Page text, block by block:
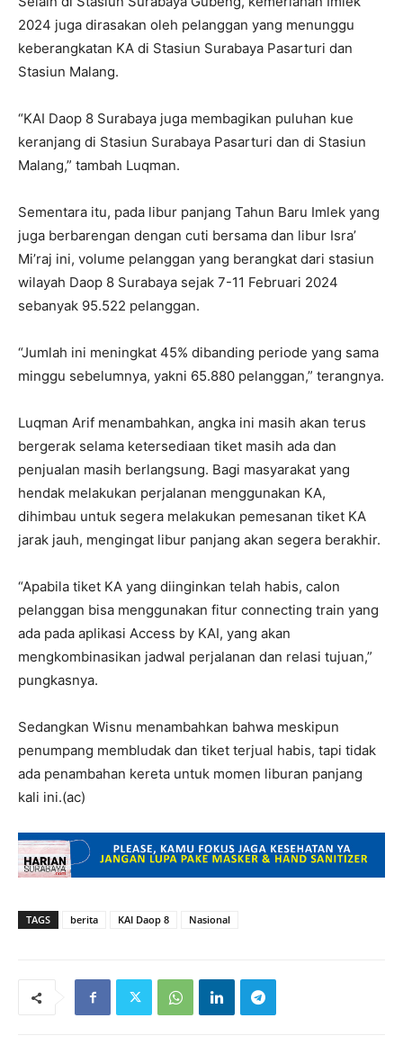
2024 juga dirasakan oleh pelanggan yang menunggu
keberangkatan KA di Stasiun Surabaya Pasarturi dan
Stasiun Malang.
“KAI Daop 8 Surabaya juga membagikan puluhan kue
keranjang di Stasiun Surabaya Pasarturi dan di Stasiun
Malang,” tambah Luqman.
Sementara itu, pada libur panjang Tahun Baru Imlek yang
juga berbarengan dengan cuti bersama dan libur Isra’
Mi’raj ini, volume pelanggan yang berangkat dari stasiun
wilayah Daop 8 Surabaya sejak 7-11 Februari 2024
sebanyak 95.522 pelanggan.
“Jumlah ini meningkat 45% dibanding periode yang sama
minggu sebelumnya, yakni 65.880 pelanggan,” terangnya.
Luqman Arif menambahkan, angka ini masih akan terus
bergerak selama ketersediaan tiket masih ada dan
penjualan masih berlangsung. Bagi masyarakat yang
hendak melakukan perjalanan menggunakan KA,
dihimbau untuk segera melakukan pemesanan tiket KA
jarak jauh, mengingat libur panjang akan segera berakhir.
“Apabila tiket KA yang diinginkan telah habis, calon
pelanggan bisa menggunakan fitur connecting train yang
ada pada aplikasi Access by KAI, yang akan
mengkombinasikan jadwal perjalanan dan relasi tujuan,”
pungkasnya.
Sedangkan Wisnu menambahkan bahwa meskipun
penumpang membludak dan tiket terjual habis, tapi tidak
ada penambahan kereta untuk momen liburan panjang
kali ini.(ac)
TAGS berita KAI Daop 8 Nasional